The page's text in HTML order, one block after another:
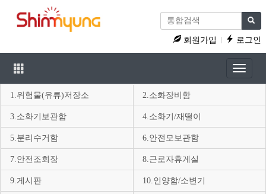
회원가입 로그인
Toggle
1.위험물(유류)저장소
2.소화장비함
3.소화기보관함 4.소화기/재떨이
5.분리수거함 6.안전모보관함
7.안전조회장 8.근로자휴게실
9.게시판 10.인양함/소변기